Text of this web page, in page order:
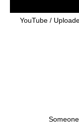
YouTube /